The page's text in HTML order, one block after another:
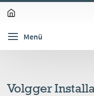
zum Inhalt springen (Alt
zur Navigation springen
zur Suche springen (Alt +
Hochkontrastmodus
Barrierefreiheits-Widget
Menü
Volgger